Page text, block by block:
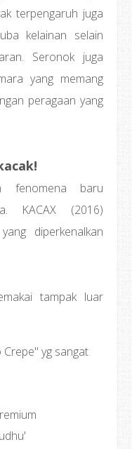
terpengaruh juga
kelainan selain
Seronok juga
yang memang
peragaan yang
fenomena baru
KACAX (2016)
diperkenalkan
tampak luar
yg sangat